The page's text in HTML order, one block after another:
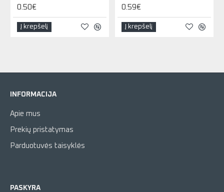
0.50€
Į krepšelį
0.59€
Į krepšelį
INFORMACIJA
Apie mus
Prekių pristatymas
Parduotuvės taisyklės
PASKYRA